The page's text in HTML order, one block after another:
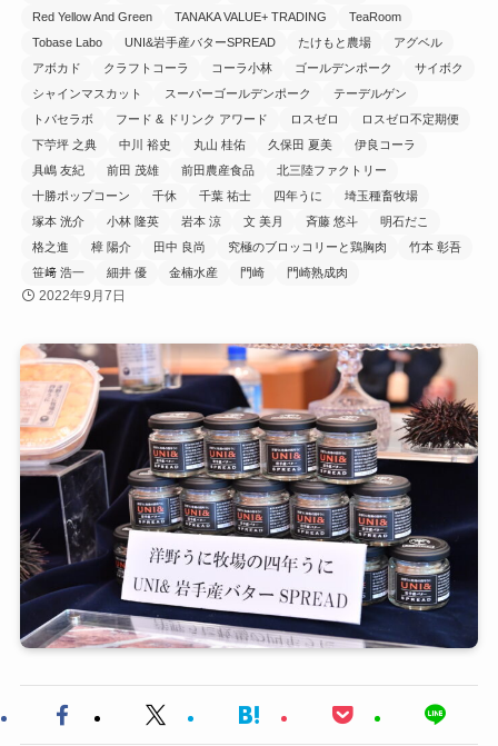
Red Yellow And Green
TANAKA VALUE+ TRADING
TeaRoom
Tobase Labo
UNI&岩手産バターSPREAD たけもと農場
アグベル
アボカド
クラフトコーラ コーラ小林 ゴールデンポーク
サイボク
シャインマスカット
スーパーゴールデンポーク
テーデルゲン
トバセラボ
フード & ドリンク アワード ロスゼロ
ロスゼロ不定期便
下苧坪 之典
中川 裕史 丸山 桂佑 久保田 夏美
伊良コーラ
具嶋 友紀
前田 茂雄 前田農産食品
北三陸ファクトリー
十勝ポップコーン
千休 千葉 祐士 四年うに
埼玉種畜牧場
塚本 洸介
小林 隆英 岩本 涼 文 美月 斉藤 悠斗
明石だこ
格之進
樟 陽介 田中 良尚 究極のブロッコリーと鶏胸肉
竹本 彰吾
笹﨑 浩一
細井 優 金楠水産 門崎 門崎熟成肉
2022年9月7日